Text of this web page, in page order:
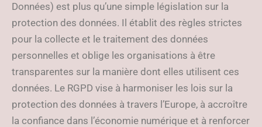
Données) est plus qu’une simple législation sur la
protection des données. Il établit des règles strictes
pour la collecte et le traitement des données
personnelles et oblige les organisations à être
transparentes sur la manière dont elles utilisent ces
données. Le RGPD vise à harmoniser les lois sur la
protection des données à travers l’Europe, à accroître
la confiance dans l’économie numérique et à renforcer